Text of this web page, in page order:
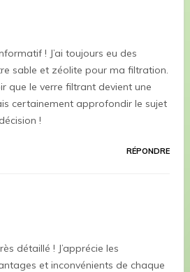
! J’ai toujours eu des
sable et zéolite pour ma filtration.
que le verre filtrant devient une
certainement approfondir le sujet
!
RÉPONDRE
détaillé ! J’apprécie les
et inconvénients de chaque